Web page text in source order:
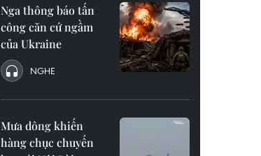
Nga thông báo tấn
công căn cứ ngầm
của Ukraine
NGHE
Mưa dông khiến
hàng chục chuyến